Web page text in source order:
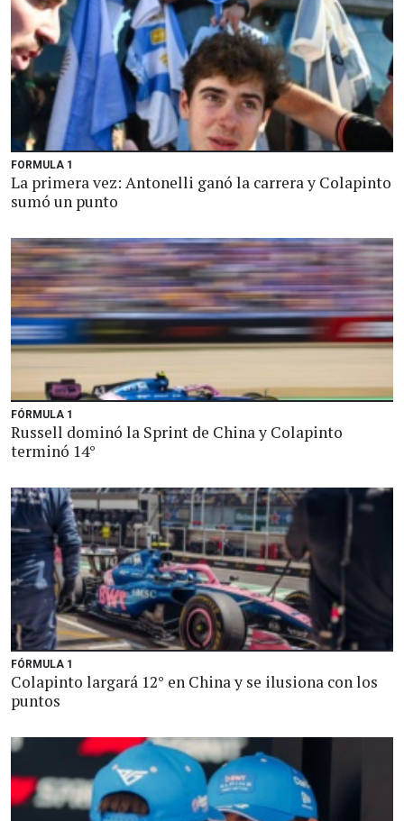
FORMULA 1
La primera vez: Antonelli ganó la carrera y Colapinto
sumó un punto
FÓRMULA 1
Russell dominó la Sprint de China y Colapinto
terminó 14°
FÓRMULA 1
Colapinto largará 12° en China y se ilusiona con los
puntos